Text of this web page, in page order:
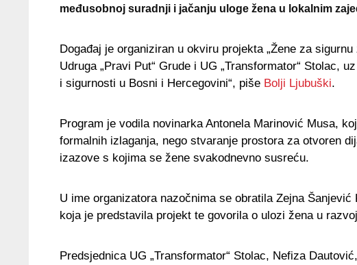
međusobnoj suradnji i jačanju uloge žena u lokalnim
Događaj je organiziran u okviru projekta „Žene za
Udruga „Pravi Put“ Grude i UG „Transformator“ Stolac,
i sigurnosti u Bosni i Hercegovini“, piše Bolji Ljubuški.
Program je vodila novinarka Antonela Marinović Musa,
formalnih izlaganja, nego stvaranje prostora za otvoren
izazove s kojima se žene svakodnevno susreću.
U ime organizatora nazočnima se obratila Zejna
koja je predstavila projekt te govorila o ulozi žena u
Predsjednica UG „Transformator“ Stolac, Nefiza